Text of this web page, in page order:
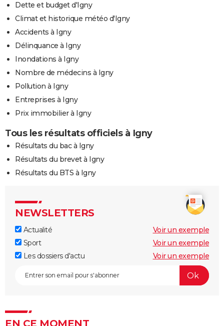
Dette et budget d'Igny
Climat et historique météo d'Igny
Accidents à Igny
Délinquance à Igny
Inondations à Igny
Nombre de médecins à Igny
Pollution à Igny
Entreprises à Igny
Prix immobilier à Igny
Tous les résultats officiels à Igny
Résultats du bac à Igny
Résultats du brevet à Igny
Résultats du BTS à Igny
NEWSLETTERS
Actualité
Voir un exemple
Sport
Voir un exemple
Les dossiers d'actu
Voir un exemple